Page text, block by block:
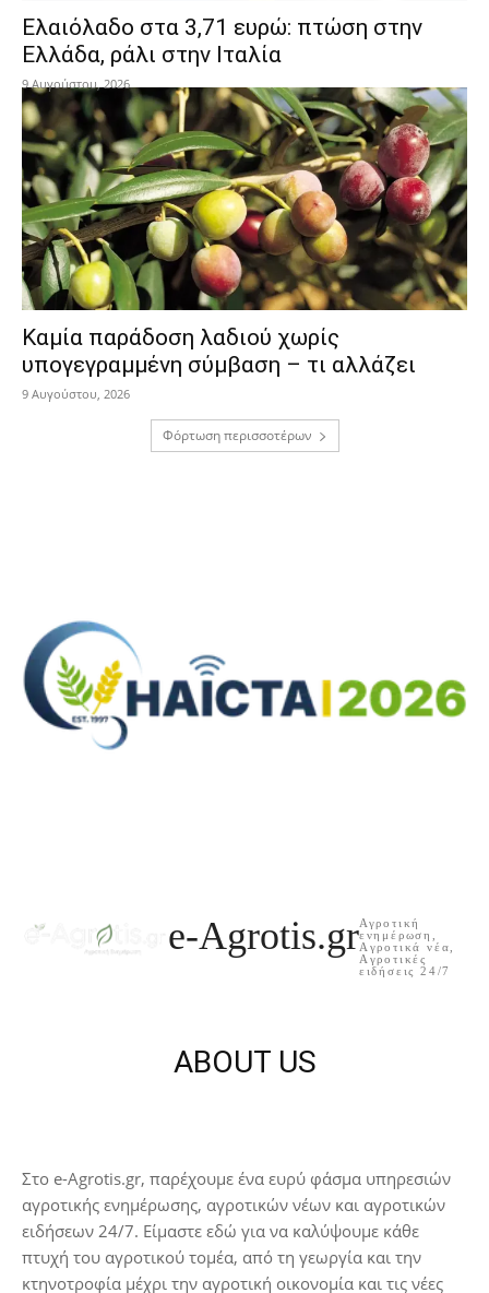
Ελαιόλαδο στα 3,71 ευρώ: πτώση στην
Ελλάδα, ράλι στην Ιταλία
9 Αυγούστου, 2026
Καμία παράδοση λαδιού χωρίς
υπογεγραμμένη σύμβαση – τι αλλάζει
9 Αυγούστου, 2026
Φόρτωση περισσοτέρων
e-Agrotis.grΑγροτική
ενημέρωση,
Aγροτικά νέα,
Aγροτικές
ειδήσεις 24/7
ABOUT US
Στο e-Agrotis.gr, παρέχουμε ένα ευρύ φάσμα υπηρεσιών
αγροτικής ενημέρωσης, αγροτικών νέων και αγροτικών
ειδήσεων 24/7. Είμαστε εδώ για να καλύψουμε κάθε
πτυχή του αγροτικού τομέα, από τη γεωργία και την
κτηνοτροφία μέχρι την αγροτική οικονομία και τις νέες